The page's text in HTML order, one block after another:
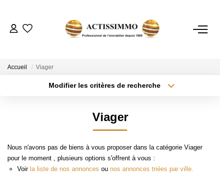
NOTRE AGENCE
CONTACT
Accueil Viager
Modifier les critères de recherche
Créer une alerte
Viager
Nous n'avons pas de biens à vous proposer dans la catégorie Viager
pour le moment , plusieurs options s'offrent à vous :
Voir la liste de nos annonces ou nos annonces triées par ville.